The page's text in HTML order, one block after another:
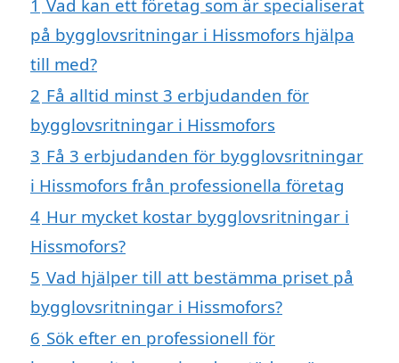
1 Vad kan ett företag som är specialiserat
på bygglovsritningar i Hissmofors hjälpa
till med?
2 Få alltid minst 3 erbjudanden för
bygglovsritningar i Hissmofors
3 Få 3 erbjudanden för bygglovsritningar
i Hissmofors från professionella företag
4 Hur mycket kostar bygglovsritningar i
Hissmofors?
5 Vad hjälper till att bestämma priset på
bygglovsritningar i Hissmofors?
6 Sök efter en professionell för